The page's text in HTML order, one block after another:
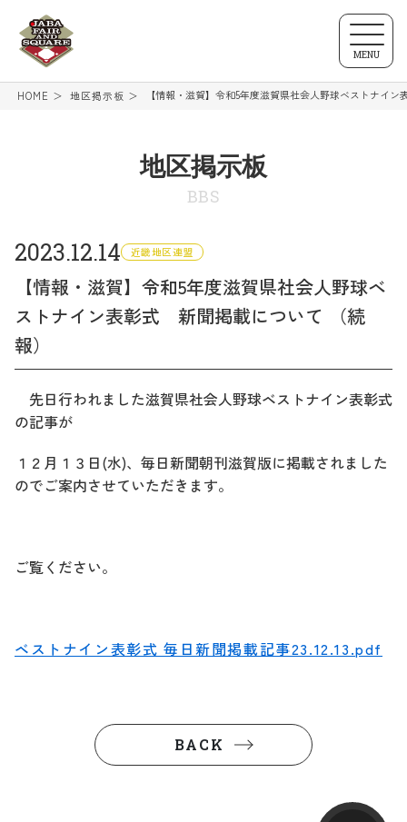
MENU
HOME 地区掲示板 【情報・滋賀】令和5年度滋賀県社会人野球ベストナイ
地区掲示板
BBS
2023.12.14 近畿地区連盟
【情報・滋賀】令和5年度滋賀県社会人野球ベ
ストナイン表彰式 新聞掲載について （続
報）
先日行われました滋賀県社会人野球ベストナイン表彰式
の記事が
１２月１３日(水)、毎日新聞朝刊滋賀版に掲載されました
のでご案内させていただきます。
ご覧ください。
ベストナイン表彰式 毎日新聞掲載記事23.12.13.pdf
BACK